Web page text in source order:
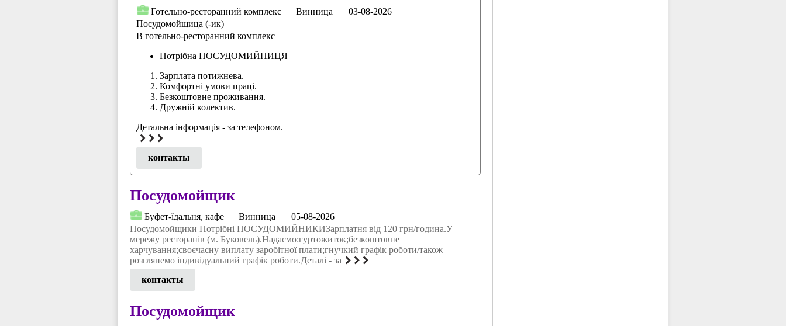
Готельно-ресторанний комплекс Винница
03-08-2026
Посудомойщица (-ик)
В готельно-ресторанний комплекс
Потрібна ПОСУДОМИЙНИЦЯ
Зарплата потижнева.
Комфортні умови праці.
Безкоштовне проживання.
Дружній колектив.
Детальна інформація - за телефоном.
контакты
Посудомойщик
Буфет-їдальня, кафе Винница
05-08-2026
Посудомойщики Потрібні ПОСУДОМИЙНИКИЗарплатня від 120 грн/година.У
мережу ресторанів (м. Буковель).Надаємо:гуртожиток;безкоштовне
харчування;своєчасну виплату заробітної плати;гнучкий графік роботи/також
розглянемо індивідуальний графік роботи.Деталі - за
контакты
Посудомойщик